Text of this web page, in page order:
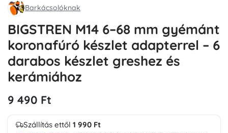
Barkácsolóknak
BIGSTREN M14 6–68 mm gyémánt
koronafúró készlet adapterrel – 6
darabos készlet greshez és
kerámiához
9 490 Ft
Szállítás ettől 1 990 Ft